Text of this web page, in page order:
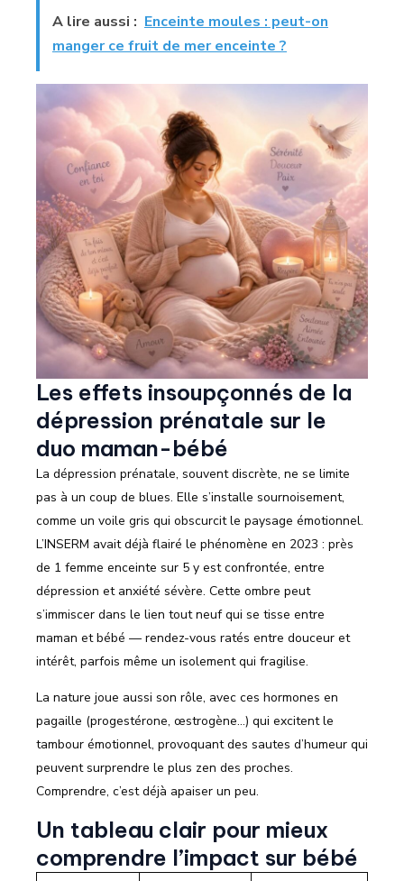
A lire aussi : Enceinte moules : peut-on
manger ce fruit de mer enceinte ?
Les effets insoupçonnés de la
dépression prénatale sur le
duo maman-bébé
La dépression prénatale, souvent discrète, ne se limite
pas à un coup de blues. Elle s’installe sournoisement,
comme un voile gris qui obscurcit le paysage émotionnel.
L’INSERM avait déjà flairé le phénomène en 2023 : près
de 1 femme enceinte sur 5 y est confrontée, entre
dépression et anxiété sévère. Cette ombre peut
s’immiscer dans le lien tout neuf qui se tisse entre
maman et bébé — rendez-vous ratés entre douceur et
intérêt, parfois même un isolement qui fragilise.
La nature joue aussi son rôle, avec ces hormones en
pagaille (progestérone, œstrogène…) qui excitent le
tambour émotionnel, provoquant des sautes d’humeur qui
peuvent surprendre le plus zen des proches.
Comprendre, c’est déjà apaiser un peu.
Un tableau clair pour mieux
comprendre l’impact sur bébé